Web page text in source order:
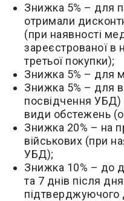
Знижка 5% – для
отримали
(при наявності
зареєстрованої в
третьої покупки);
Знижка 5% – для
Знижка 5% – для
посвідчення УБД)
види обстежень
Знижка 20% – на
військових (при
УБД);
Знижка 10% – до
та 7 днів після
підтверджуючого